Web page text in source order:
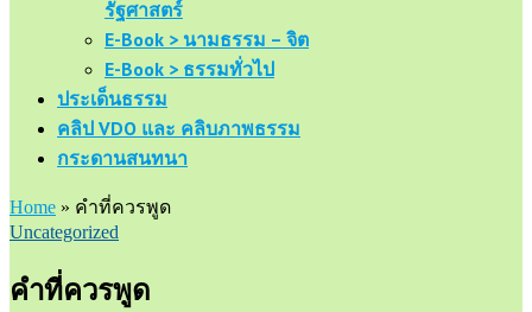
รัฐศาสตร์
E-Book > นามธรรม – จิต
E-Book > ธรรมทั่วไป
ประเด็นธรรม
คลิป VDO และ คลิบภาพธรรม
กระดานสนทนา
Home » คำที่ควรพูด
Uncategorized
คำที่ควรพูด